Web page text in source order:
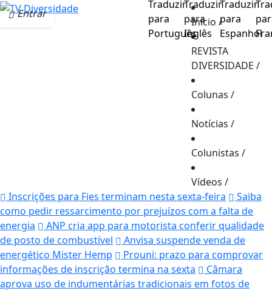
Entrar
Início /
REVISTA
DIVERSIDADE /
Colunas /
Notícias /
Colunistas /
Vídeos /
Inscrições para Fies terminam nesta sexta-feira
Saiba
como pedir ressarcimento por prejuízos com a falta de
energia
ANP cria app para motorista conferir qualidade
de posto de combustível
Anvisa suspende venda de
energético Mister Hemp
Prouni: prazo para comprovar
informações de inscrição termina na sexta
Câmara
aprova uso de indumentárias tradicionais em fotos de